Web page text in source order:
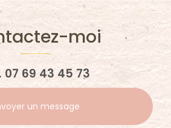
moi
07 69 43 45 73
un message